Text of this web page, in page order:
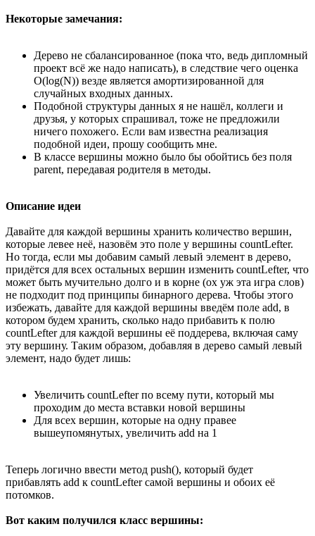
Некоторые замечания:
Дерево не сбалансированное (пока что, ведь дипломный
проект всё же надо написать), в следствие чего оценка
O(log(N)) везде является амортизированной для
случайных входных данных.
Подобной структуры данных я не нашёл, коллеги и
друзья, у которых спрашивал, тоже не предложили
ничего похожего. Если вам известна реализация
подобной идеи, прошу сообщить мне.
В классе вершины можно было бы обойтись без поля
parent, передавая родителя в методы.
Описание идеи
Давайте для каждой вершины хранить количество вершин,
которые левее неё, назовём это поле у вершины countLefter.
Но тогда, если мы добавим самый левый элемент в дерево,
придётся для всех остальных вершин изменить countLefter, что
может быть мучительно долго и в корне (ох уж эта игра слов)
не подходит под принципы бинарного дерева. Чтобы этого
избежать, давайте для каждой вершины введём поле add, в
котором будем хранить, сколько надо прибавить к полю
countLefter для каждой вершины её поддерева, включая саму
эту вершину. Таким образом, добавляя в дерево самый левый
элемент, надо будет лишь:
Увеличить countLefter по всему пути, который мы
проходим до места вставки новой вершины
Для всех вершин, которые на одну правее
вышеупомянутых, увеличить add на 1
Теперь логично ввести метод push(), который будет
прибавлять add к countLefter самой вершины и обоих её
потомков.
Вот каким получился класс вершины: